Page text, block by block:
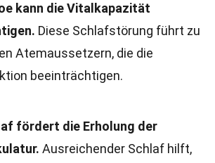
kann die Vitalkapazität
Diese Schlafstörung führt zu
Atemaussetzern, die die
beeinträchtigen.
fördert die Erholung der
Ausreichender Schlaf hilft,